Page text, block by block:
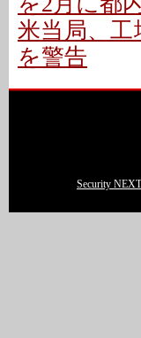
米当局、工
を警告
Security